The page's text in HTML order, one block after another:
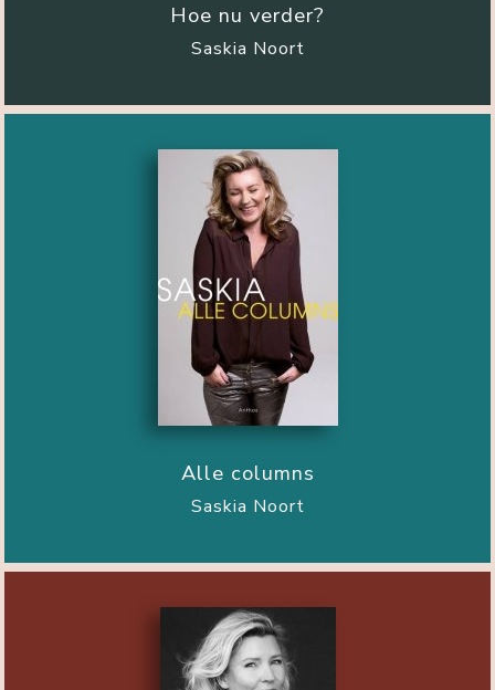
Hoe nu verder?
Saskia Noort
Alle columns
Saskia Noort